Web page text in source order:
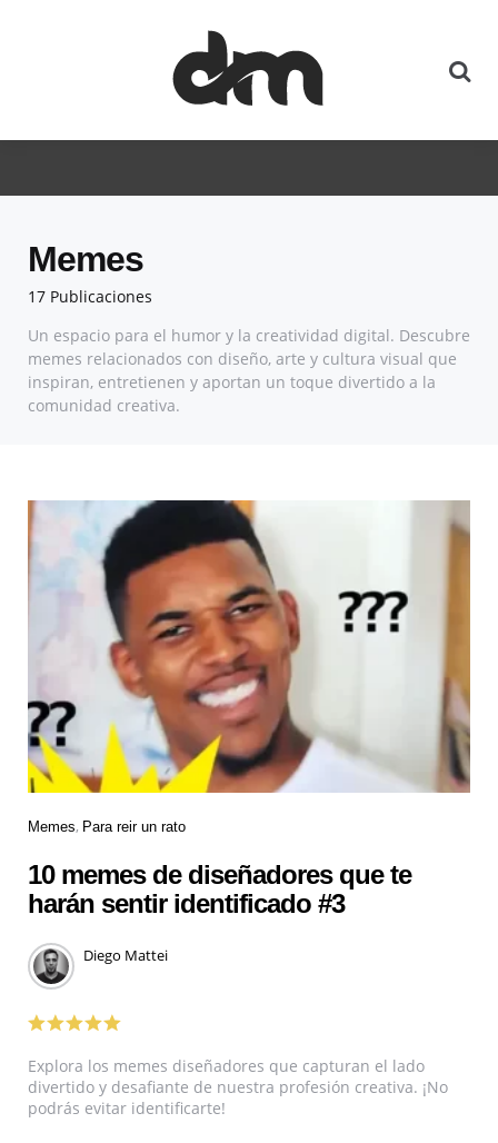
17 Publicaciones
Memes
Un espacio para el humor y la creatividad digital. Descubre
memes relacionados con diseño, arte y cultura visual que
inspiran, entretienen y aportan un toque divertido a la
comunidad creativa.
Memes Para reir un rato
10 memes de diseñadores que te
harán sentir identificado #3
Diego Mattei
Explora los memes diseñadores que capturan el lado
divertido y desafiante de nuestra profesión creativa. ¡No
podrás evitar identificarte!